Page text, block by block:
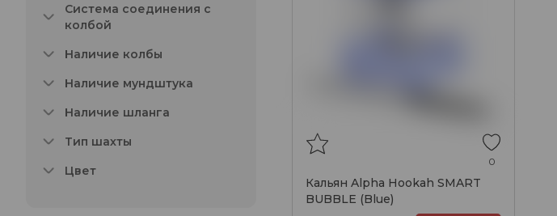
Система соединения с
колбой
Наличие колбы
Наличие мундштука
Наличие шланга
Тип шахты
Цвет
0
Кальян Alpha Hookah SMART
BUBBLE (Blue)